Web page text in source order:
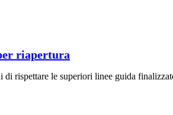
riapertura
rispettare le superiori linee guida